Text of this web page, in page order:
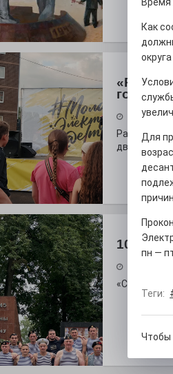
городу
27.07.2026
Радость в
дважды
100
«С ними
Как
Для
пн —
Теги:
Чтобы